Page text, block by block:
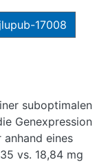
17008
suboptimalen
Genexpression
eines
vs. 18,84 mg